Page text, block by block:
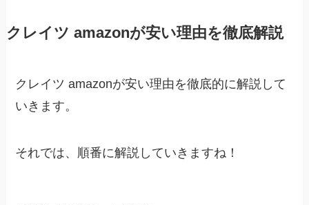
クレイツ amazonが安い理由を徹底解説
クレイツ amazonが安い理由を徹底的に解説して
いきます。
それでは、順番に解説していきますね！